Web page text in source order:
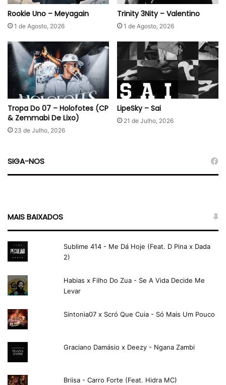
Rookie Uno – Meyagain
1 de Agosto, 2026
Trinity 3Nity – Valentino
1 de Agosto, 2026
Tropa Do 07 – Holofotes (CP
& Zemmabi De Lixo)
23 de Julho, 2026
LipeSky – Sai
21 de Julho, 2026
SIGA-NOS
MAIS BAIXADOS
Sublime 414 - Me Dá Hoje (Feat. D Pina x Dada
2)
Habias x Filho Do Zua - Se A Vida Decide Me
Levar
Sintonia07 x Scró Que Cuia - Só Mais Um Pouco
Graciano Damásio x Deezy - Ngana Zambi
Briisa - Carro Forte (Feat. Hidra MC)